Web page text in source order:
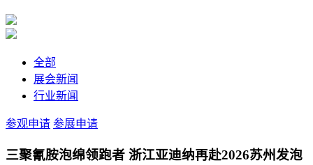
全部
展会新闻
行业新闻
参观申请 参展申请
三聚氰胺泡绵领跑者 浙江亚迪纳再赴2026苏州发泡